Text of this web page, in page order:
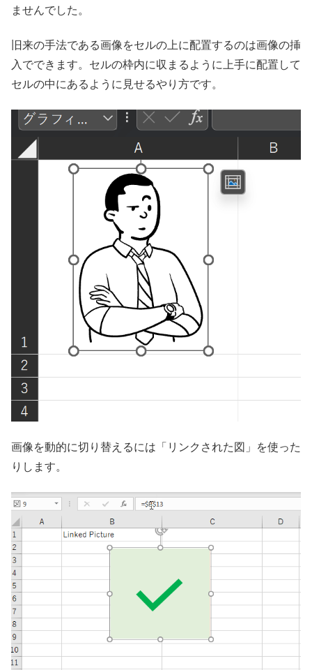
ませんでした。
旧来の手法である画像をセルの上に配置するのは画像の挿
入でできます。セルの枠内に収まるように上手に配置して
セルの中にあるように見せるやり方です。
画像を動的に切り替えるには「リンクされた図」を使った
りします。